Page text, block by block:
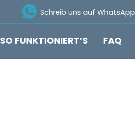
Schreib uns auf WhatsApp
SO FUNKTIONIERT’S FAQ